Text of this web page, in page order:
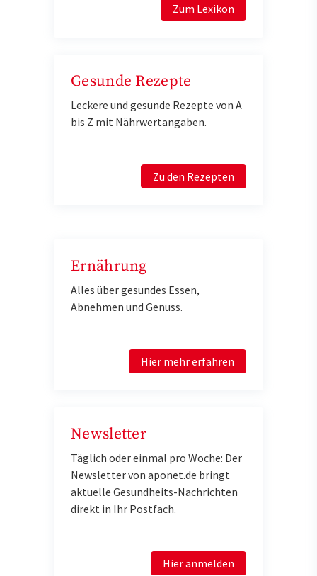
Zum Lexikon
Gesunde Rezepte
Leckere und gesunde Rezepte von A
bis Z mit Nährwertangaben.
Zu den Rezepten
Ernährung
Alles über gesundes Essen,
Abnehmen und Genuss.
Hier mehr erfahren
Newsletter
Täglich oder einmal pro Woche: Der
Newsletter von aponet.de bringt
aktuelle Gesundheits-Nachrichten
direkt in Ihr Postfach.
Hier anmelden